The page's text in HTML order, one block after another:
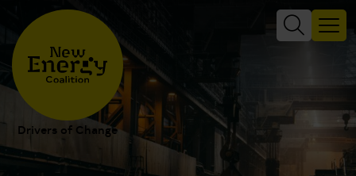
Drivers of Change